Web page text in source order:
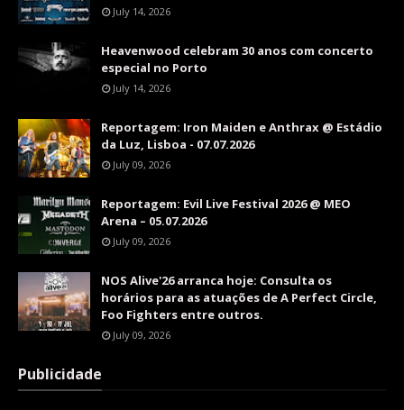
July 14, 2026
Heavenwood celebram 30 anos com concerto
especial no Porto
July 14, 2026
Reportagem: Iron Maiden e Anthrax @ Estádio
da Luz, Lisboa - 07.07.2026
July 09, 2026
Reportagem: Evil Live Festival 2026 @ MEO
Arena – 05.07.2026
July 09, 2026
NOS Alive'26 arranca hoje: Consulta os
horários para as atuações de A Perfect Circle,
Foo Fighters entre outros.
July 09, 2026
Publicidade